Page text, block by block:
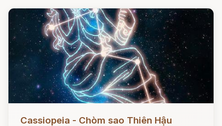
Cassiopeia - Chòm sao Thiên Hậu